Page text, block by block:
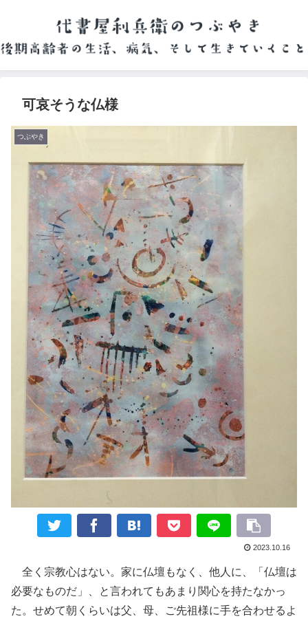
可哀そうな仏様
つぶやき
2023.10.16
全く宗教心はない。家に仏壇もなく、他人に、「仏壇は
必要なものだ」、と言われてもあまり関心を持たなかっ
た。せめて朝くらいは父、母、ご先祖様に手を合わせるよ